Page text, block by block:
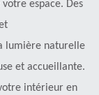
espace. Des
lumière naturelle
et accueillante.
intérieur en